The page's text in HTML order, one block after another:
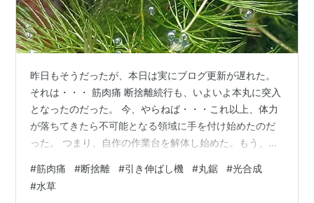
昨日もそうだったが、本日は実にブログ更新が遅れた。
それは・・・ 筋肉痛 断捨離続行も、いよいよ本丸に突入
となったのだった。 今、やらねば・・・これ以上、体力
が落ちてきたら不可能となる領域に手を付け始めたのだ
った。 つまり、自作の作業台を解体し始めた。もう、こ
で、コレが自作だけにガッチリと作った為に、他人様に
撤去を依頼したら・・・殆どワケの分からぬ構造に難儀
#筋肉痛 #断捨離 #引き伸ばし機 #丸鋸 #光合成
#水草